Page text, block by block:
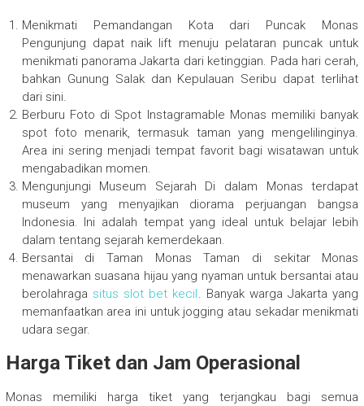
Menikmati Pemandangan Kota dari Puncak Monas
Pengunjung dapat naik lift menuju pelataran puncak untuk
menikmati panorama Jakarta dari ketinggian. Pada hari cerah,
bahkan Gunung Salak dan Kepulauan Seribu dapat terlihat
dari sini.
Berburu Foto di Spot Instagramable Monas memiliki banyak
spot foto menarik, termasuk taman yang mengelilinginya.
Area ini sering menjadi tempat favorit bagi wisatawan untuk
mengabadikan momen.
Mengunjungi Museum Sejarah Di dalam Monas terdapat
museum yang menyajikan diorama perjuangan bangsa
Indonesia. Ini adalah tempat yang ideal untuk belajar lebih
dalam tentang sejarah kemerdekaan.
Bersantai di Taman Monas Taman di sekitar Monas
menawarkan suasana hijau yang nyaman untuk bersantai atau
berolahraga situs slot bet kecil . Banyak warga Jakarta yang
memanfaatkan area ini untuk jogging atau sekadar menikmati
udara segar.
Harga Tiket dan Jam Operasional
Monas memiliki harga tiket yang terjangkau bagi semua